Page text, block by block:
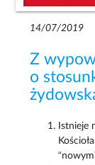
14/07/2019
Z
o
Istnieje